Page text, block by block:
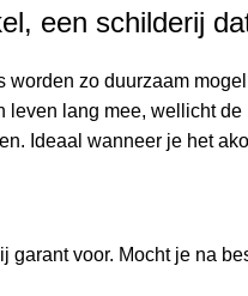
een schilderij
zo duurzaam
lang mee, wellicht
Ideaal wanneer je het
voor. Mocht je na